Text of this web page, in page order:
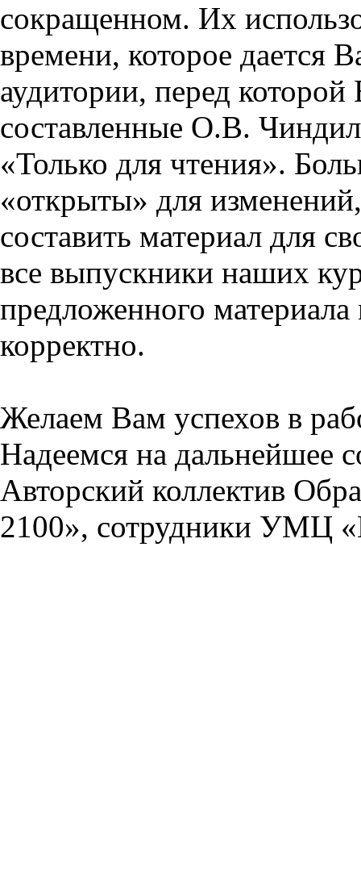
сокращенном. Их
времени, которое дается
аудитории, перед
составленные О.В.
«Только для чтения».
«открыты» для
составить материал для
все выпускники наших
предложенного
корректно.
Желаем Вам успехов в
Надеемся на дальнейшее
Авторский коллектив
2100», сотрудники УМЦ